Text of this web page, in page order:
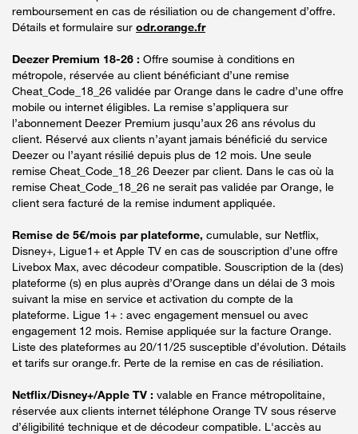
remboursement en cas de résiliation ou de changement d’offre.
Détails et formulaire sur odr.orange.fr
Deezer Premium 18-26 : Offre soumise à conditions en
métropole, réservée au client bénéficiant d’une remise
Cheat_Code_18_26 validée par Orange dans le cadre d’une offre
mobile ou internet éligibles. La remise s’appliquera sur
l’abonnement Deezer Premium jusqu’aux 26 ans révolus du
client. Réservé aux clients n’ayant jamais bénéficié du service
Deezer ou l’ayant résilié depuis plus de 12 mois. Une seule
remise Cheat_Code_18_26 Deezer par client. Dans le cas où la
remise Cheat_Code_18_26 ne serait pas validée par Orange, le
client sera facturé de la remise indument appliquée.
Remise de 5€/mois par plateforme, cumulable, sur Netflix,
Disney+, Ligue1+ et Apple TV en cas de souscription d’une offre
Livebox Max, avec décodeur compatible. Souscription de la (des)
plateforme (s) en plus auprès d’Orange dans un délai de 3 mois
suivant la mise en service et activation du compte de la
plateforme. Ligue 1+ : avec engagement mensuel ou avec
engagement 12 mois. Remise appliquée sur la facture Orange.
Liste des plateformes au 20/11/25 susceptible d’évolution. Détails
et tarifs sur orange.fr. Perte de la remise en cas de résiliation.
Netflix/Disney+/Apple TV : valable en France métropolitaine,
réservée aux clients internet téléphone Orange TV sous réserve
d’éligibilité technique et de décodeur compatible. L'accès au